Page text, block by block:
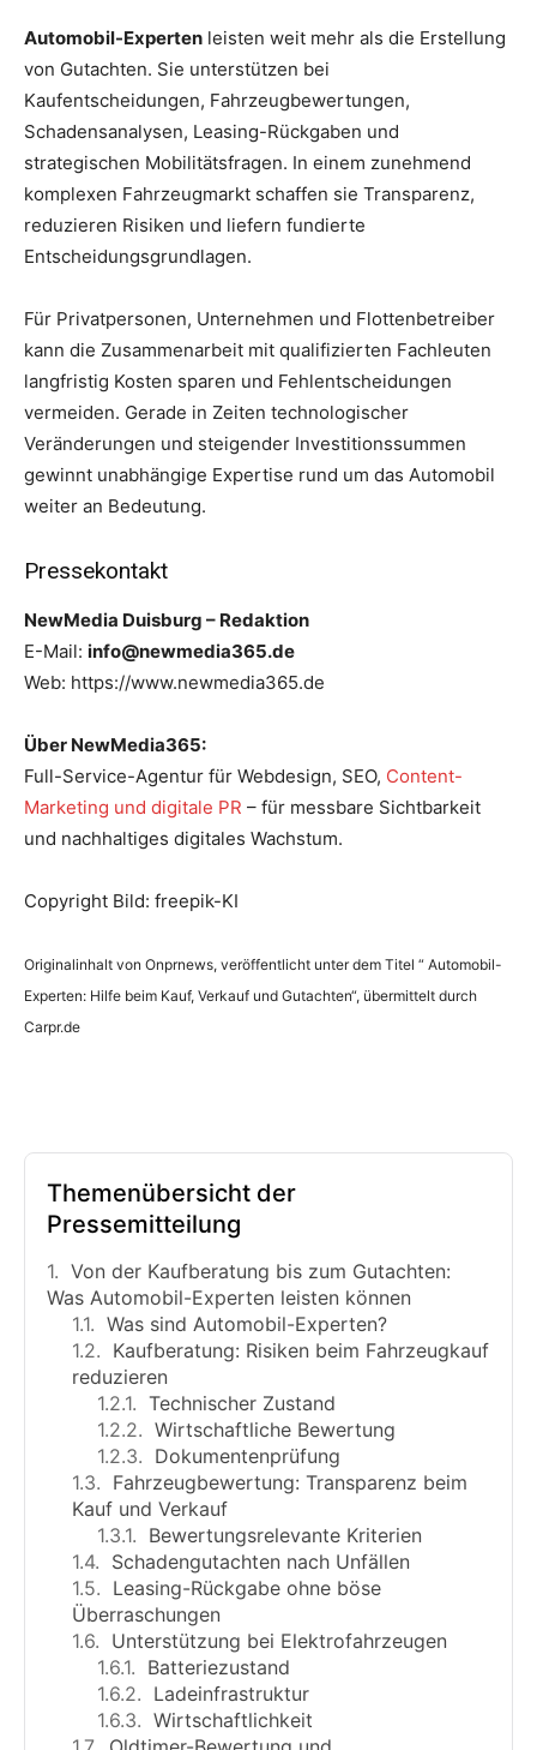
Automobil-Experten leisten weit mehr als die Erstellung
von Gutachten. Sie unterstützen bei
Kaufentscheidungen, Fahrzeugbewertungen,
Schadensanalysen, Leasing-Rückgaben und
strategischen Mobilitätsfragen. In einem zunehmend
komplexen Fahrzeugmarkt schaffen sie Transparenz,
reduzieren Risiken und liefern fundierte
Entscheidungsgrundlagen.
Für Privatpersonen, Unternehmen und Flottenbetreiber
kann die Zusammenarbeit mit qualifizierten Fachleuten
langfristig Kosten sparen und Fehlentscheidungen
vermeiden. Gerade in Zeiten technologischer
Veränderungen und steigender Investitionssummen
gewinnt unabhängige Expertise rund um das Automobil
weiter an Bedeutung.
Pressekontakt
NewMedia Duisburg – Redaktion
E-Mail: info@newmedia365.de
Web: https://www.newmedia365.de
Über NewMedia365:
Full-Service-Agentur für Webdesign, SEO, Content-
Marketing und digitale PR – für messbare Sichtbarkeit
und nachhaltiges digitales Wachstum.
Copyright Bild: freepik-KI
Originalinhalt von Onprnews, veröffentlicht unter dem Titel “ Automobil-
Experten: Hilfe beim Kauf, Verkauf und Gutachten“, übermittelt durch
Carpr.de
Themenübersicht der
Pressemitteilung
Von der Kaufberatung bis zum Gutachten:
Was Automobil-Experten leisten können
Was sind Automobil-Experten?
Kaufberatung: Risiken beim Fahrzeugkauf
reduzieren
Technischer Zustand
Wirtschaftliche Bewertung
Dokumentenprüfung
Fahrzeugbewertung: Transparenz beim
Kauf und Verkauf
Bewertungsrelevante Kriterien
Schadengutachten nach Unfällen
Leasing-Rückgabe ohne böse
Überraschungen
Unterstützung bei Elektrofahrzeugen
Batteriezustand
Ladeinfrastruktur
Wirtschaftlichkeit